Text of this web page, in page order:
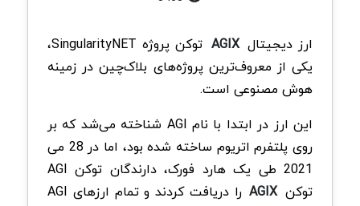
ارز دیجیتال AGIX
توکن پروژه SingularityNET،
یکی از معروف‌ترین پروژه‌های بلاک‌چین در زمینه
هوش مصنوعی است.
این ارز در ابتدا با نام AGI شناخته می‌شد که بر
روی پلتفرم اتریوم ساخته شده بود، اما در 28 می
2021 طی یک هارد فورک، دارندگان توکن AGI
توکن AGIX
را دریافت کردند و تمام ارزهای AGI